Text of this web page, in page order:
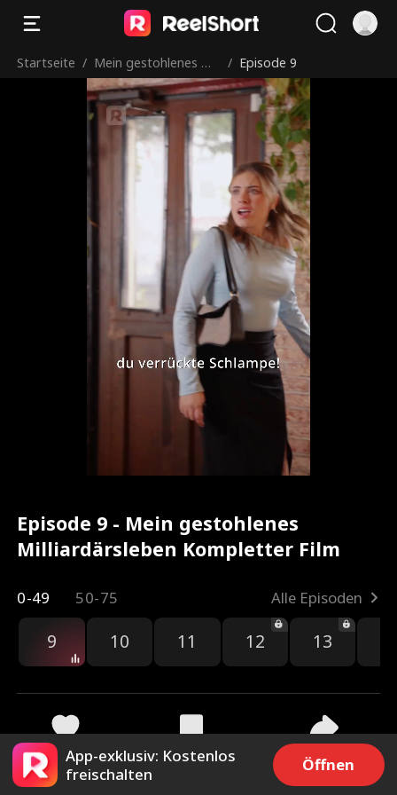
Startseite / Mein gestohlenes Mill
iardärsleben
/ Episode 9
Episode 9 - Mein gestohlenes
Milliardärsleben Kompletter Film
0-49 50-75 Alle Episoden
9 10 11 12 13
3.8k 85.4k Teilen
App-exklusiv: Kostenlos
freischalten
Öffnen